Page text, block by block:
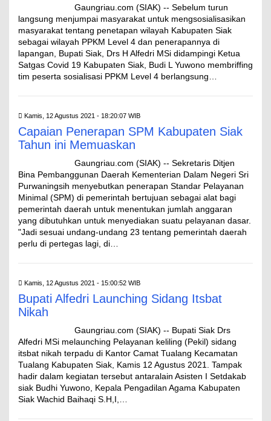
Gaungriau.com (SIAK) -- Sebelum turun
langsung menjumpai masyarakat untuk mengsosialisasikan
masyarakat tentang penetapan wilayah Kabupaten Siak
sebagai wilayah PPKM Level 4 dan penerapannya di
lapangan, Bupati Siak, Drs H Alfedri MSi didampingi Ketua
Satgas Covid 19 Kabupaten Siak, Budi L Yuwono membriffing
tim peserta sosialisasi PPKM Level 4 berlangsung…
Kamis, 12 Agustus 2021 - 18:20:07 WIB
Capaian Penerapan SPM Kabupaten Siak
Tahun ini Memuaskan
Gaungriau.com (SIAK) -- Sekretaris Ditjen
Bina Pembanggunan Daerah Kementerian Dalam Negeri Sri
Purwaningsih menyebutkan penerapan Standar Pelayanan
Minimal (SPM) di pemerintah bertujuan sebagai alat bagi
pemerintah daerah untuk menentukan jumlah anggaran
yang dibutuhkan untuk menyediakan suatu pelayanan dasar.
"Jadi sesuai undang-undang 23 tentang pemerintah daerah
perlu di pertegas lagi, di…
Kamis, 12 Agustus 2021 - 15:00:52 WIB
Bupati Alfedri Launching Sidang Itsbat
Nikah
Gaungriau.com (SIAK) -- Bupati Siak Drs
Alfedri MSi melaunching Pelayanan keliling (Pekil) sidang
itsbat nikah terpadu di Kantor Camat Tualang Kecamatan
Tualang Kabupaten Siak, Kamis 12 Agustus 2021. Tampak
hadir dalam kegiatan tersebut antaralain Asisten I Setdakab
siak Budhi Yuwono, Kepala Pengadilan Agama Kabupaten
Siak Wachid Baihaqi S.H,I,…